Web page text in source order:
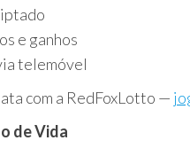
e ganhos
telemóvel
com a RedFoxLotto —
de Vida